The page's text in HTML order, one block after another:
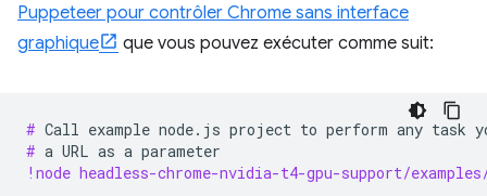
Puppeteer pour contrôler Chrome sans interface
graphique
que vous pouvez exécuter comme suit:
# Call example node.js project to perform any task
# a URL as a
!node headless-chrome-nvidia-t4-gpu-support/